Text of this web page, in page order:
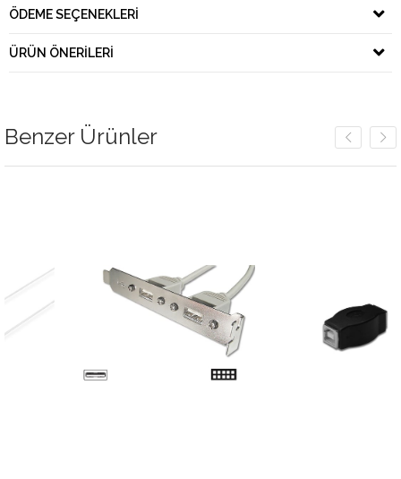
ÖDEME SEÇENEKLERI
ÜRÜN ÖNERILERI
Benzer Ürünler